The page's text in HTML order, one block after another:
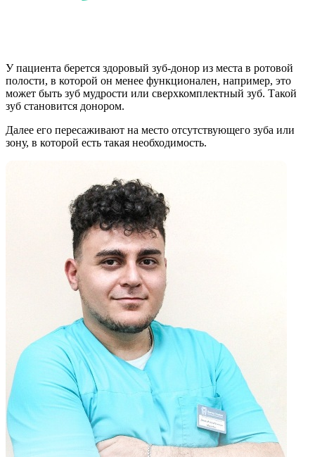
У пациента берется здоровый зуб-донор из места в ротовой
полости, в которой он менее функционален, например, это
может быть зуб мудрости или сверхкомплектный зуб. Такой
зуб становится донором.
Далее его пересаживают на место отсутствующего зуба или
зону, в которой есть такая необходимость.